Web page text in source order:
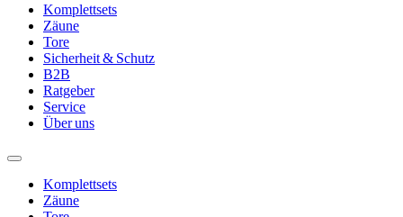
Komplettsets
Zäune
Tore
Sicherheit & Schutz
B2B
Ratgeber
Service
Über uns
Komplettsets
Zäune